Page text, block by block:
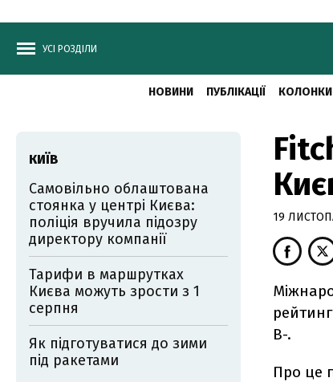
УСІ РОЗДІЛИ
НОВИНИ ПУБЛІКАЦІЇ КОЛОНКИ
19
В-.
Про це
КИЇВ
Самовільно облаштована
стоянка у центрі Києва:
поліція вручила підозру
директору компанії
Тарифи в маршрутках
Києва можуть зрости з 1
серпня
Як підготуватися до зими
під ракетами